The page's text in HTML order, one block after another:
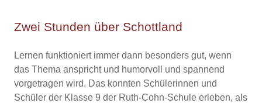
Zwei Stunden über Schottland
Lernen funktioniert immer dann besonders gut, wenn
das Thema anspricht und humorvoll und spannend
vorgetragen wird. Das konnten Schülerinnen und
Schüler der Klasse 9 der Ruth-Cohn-Schule erleben, als